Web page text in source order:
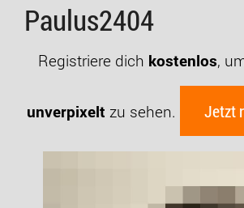
Paulus2404
Registriere dich kostenlos,
unverpixelt zu sehen. Jetzt